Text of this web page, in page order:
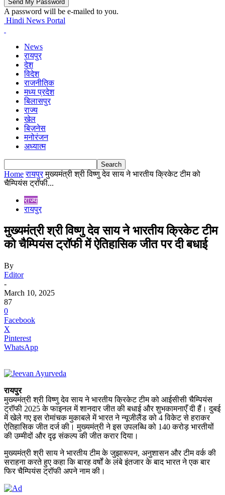
A password will be e-mailed to you.
Hindi News Portal
News
रायपुर
देश
विदेश
राजनीतिक
मध्य प्रदेश
बिलासपुर
राज्य
खेल
बिज़नेस
मनोरंजन
अध्यात्म
Home रायपुर मुख्यमंत्री श्री विष्णु देव साय ने भारतीय क्रिकेट टीम को
चैम्पियंस ट्रॉफी...
राज्य
रायपुर
मुख्यमंत्री श्री विष्णु देव साय ने भारतीय क्रिकेट टीम
को चैम्पियंस ट्रॉफी में ऐतिहासिक जीत पर दी बधाई
By
Editor
-
March 10, 2025
87
0
Facebook
X
Pinterest
WhatsApp
रायपुर
मुख्यमंत्री श्री विष्णु देव साय ने भारतीय क्रिकेट टीम को आईसीसी चैम्पियंस
ट्रॉफी 2025 के फाइनल में शानदार जीत की बधाई और शुभकामनाएँ दी हैं। दुबई
में खेले गए इस रोमांचक मुकाबले में भारत ने न्यूजीलैंड को 4 विकेट से हराकर
ऐतिहासिक जीत दर्ज की। मुख्यमंत्री ने इस उपलब्धि को 140 करोड़ भारतीयों
की उम्मीदों और दृढ़ संकल्प की जीत करार दिया।
मुख्यमंत्री श्री साय ने भारतीय टीम के जुझारूपन, अनुशासन और टीम वर्क की
सराहना करते हुए कहा कि बारह वर्षों के लंबे इंतजार के बाद भारत ने एक बार
फिर चैम्पियंस ट्रॉफी अपने नाम की।